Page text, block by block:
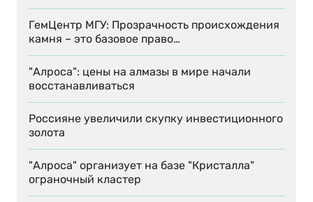
ГемЦентр МГУ: Прозрачность происхождения
камня – это базовое право…
"Алроса": цены на алмазы в мире начали
восстанавливаться
Россияне увеличили скупку инвестиционного
золота
"Алроса" организует на базе "Кристалла"
ограночный кластер